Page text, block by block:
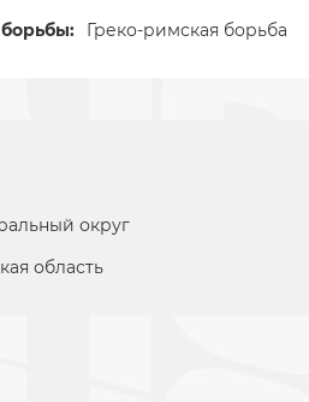
Греко-римская борьба
округ
область